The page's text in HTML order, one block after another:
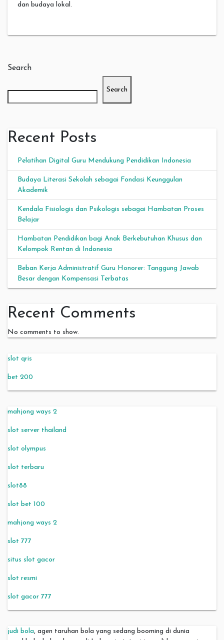
dan budaya lokal.
Search
Search
Recent Posts
Pelatihan Digital Guru Mendukung Pendidikan Indonesia
Budaya Literasi Sekolah sebagai Fondasi Keunggulan
Akademik
Kendala Fisiologis dan Psikologis sebagai Hambatan Proses
Belajar
Hambatan Pendidikan bagi Anak Berkebutuhan Khusus dan
Kelompok Rentan di Indonesia
Beban Kerja Administratif Guru Honorer: Tanggung Jawab
Besar dengan Kompensasi Terbatas
Recent Comments
No comments to show.
slot qris
bet 200
mahjong ways 2
slot server thailand
slot olympus
slot terbaru
slot88
slot bet 100
mahjong ways 2
slot 777
situs slot gacor
slot resmi
slot gacor 777
judi bola, agen taruhan bola yang sedang booming di dunia